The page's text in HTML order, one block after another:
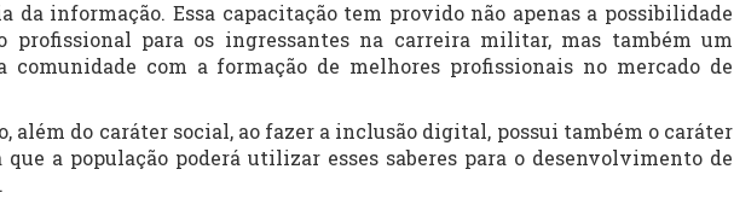
da informação. Essa capacitação tem provido não apenas a possibilidade
profissional para os ingressantes na carreira militar, mas também um
com a formação de melhores profissionais no mercado de
além do caráter social, ao fazer a inclusão digital, possui também o caráter
a população poderá utilizar esses saberes para o desenvolvimento de